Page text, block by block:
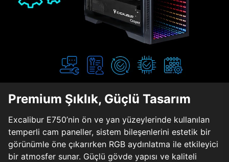
Premium Şıklık, Güçlü Tasarım
Excalibur E750’nin ön ve yan yüzeylerinde kullanılan
temperli cam paneller, sistem bileşenlerini estetik bir
görünümle öne çıkarırken RGB aydınlatma ile etkileyici
bir atmosfer sunar. Güçlü gövde yapısı ve kaliteli